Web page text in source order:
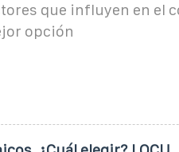
que influyen en el
opción